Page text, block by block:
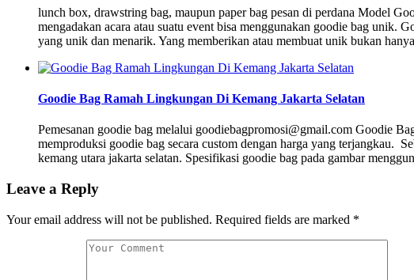
lunch box, drawstring bag, maupun paper bag pesan di perdana Model
mengadakan acara atau suatu event bisa menggunakan goodie bag unik.
yang unik dan menarik. Yang memberikan atau membuat unik bukan
Goodie Bag Ramah Lingkungan Di Kemang Jakarta Selatan
Pemesanan goodie bag melalui goodiebagpromosi@gmail.com Goodie
memproduksi goodie bag secara custom dengan harga yang terjangkau.
kemang utara jakarta selatan. Spesifikasi goodie bag pada gambar
Leave a Reply
Your email address will not be published. Required fields are marked *